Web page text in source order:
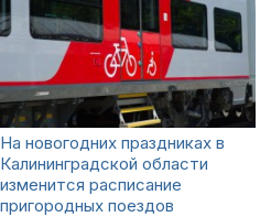
На новогодних праздниках в
Калининградской области
изменится расписание
пригородных поездов